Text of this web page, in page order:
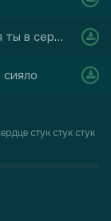
угнала
стук стук стук